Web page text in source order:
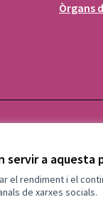
a aquesta
el rendiment i el
de xarxes socials.
Òrgans